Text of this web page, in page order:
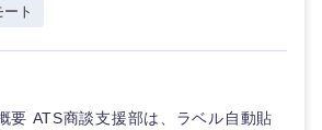
ト
要 ATS商談支援部は、ラベル自動貼